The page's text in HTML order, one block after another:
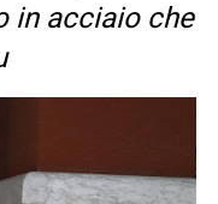
in acciaio che